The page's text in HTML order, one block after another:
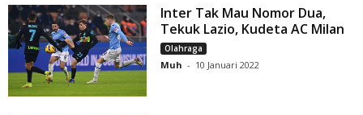
Inter Tak Mau Nomor Dua,
Tekuk Lazio, Kudeta AC Milan
Olahraga
Muh - 10 Januari 2022